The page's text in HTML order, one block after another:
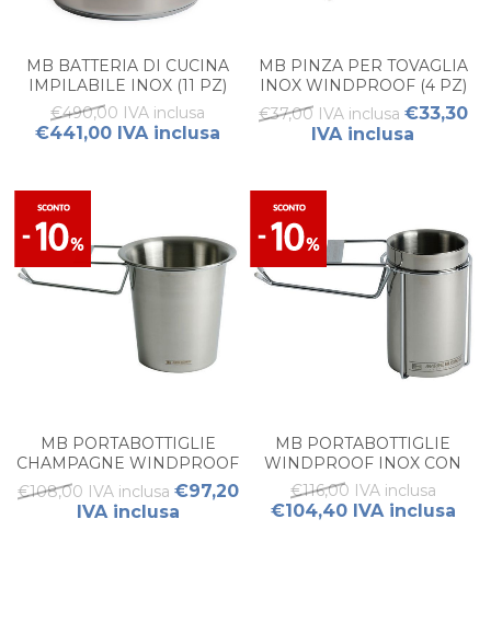
MB BATTERIA DI CUCINA
IMPILABILE INOX (11 PZ)
€490,00 IVA inclusa
€441,00 IVA inclusa
MB PINZA PER TOVAGLIA
INOX WINDPROOF (4 PZ)
€37,00 IVA inclusa €33,30
IVA inclusa
MB PORTABOTTIGLIE
CHAMPAGNE WINDPROOF
CON SUPPORTO (1PZ)
€108,00 IVA inclusa €97,20
IVA inclusa
MB PORTABOTTIGLIE
WINDPROOF INOX CON
SUPPORTO PER TAVOLO (1
PZ)
€116,00 IVA inclusa
€104,40 IVA inclusa